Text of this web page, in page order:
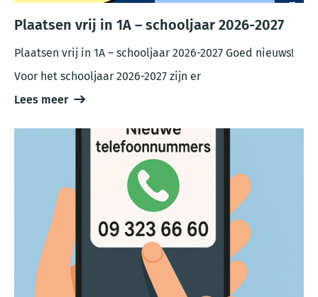
Plaatsen vrij in 1A – schooljaar 2026-2027
Plaatsen vrij in 1A – schooljaar 2026-2027 Goed nieuws!
Voor het schooljaar 2026-2027 zijn er
Lees meer